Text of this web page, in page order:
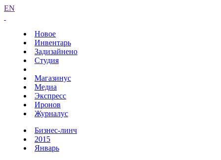
EN
Новое
Инвентарь
Задизайнено
Студия
Магазинус
Медиа
Экспресс
Иронов
Журналус
Бизнес-линч
2015
Январь